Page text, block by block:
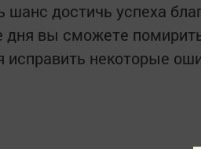
шанс достичь успеха
дня вы сможете
исправить некоторые